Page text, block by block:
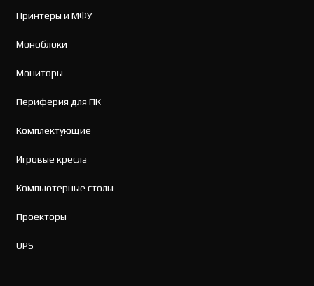
Принтеры и МФУ
Моноблоки
Мониторы
Периферия для ПК
Комплектующие
Игровые кресла
Компьютерные столы
Проекторы
UPS